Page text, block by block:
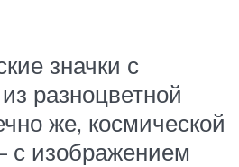
значки с
разноцветной
же, космической
с изображением